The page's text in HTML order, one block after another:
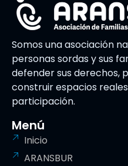
Somos una asociación
personas sordas y sus
defender sus derechos,
construir espacios
participación.
Menú
Inicio
ARANSBUR